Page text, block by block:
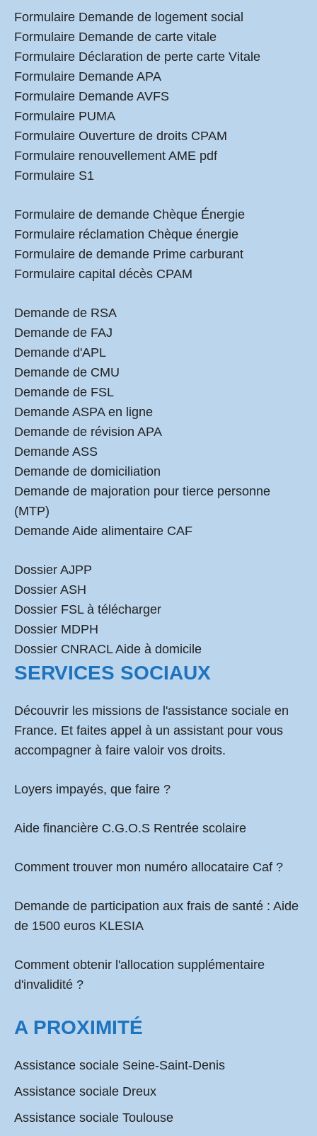
Formulaire Demande de logement social
Formulaire Demande de carte vitale
Formulaire Déclaration de perte carte Vitale
Formulaire Demande APA
Formulaire Demande AVFS
Formulaire PUMA
Formulaire Ouverture de droits CPAM
Formulaire renouvellement AME pdf
Formulaire S1
Formulaire de demande Chèque Énergie
Formulaire réclamation Chèque énergie
Formulaire de demande Prime carburant
Formulaire capital décès CPAM
Demande de RSA
Demande de FAJ
Demande d'APL
Demande de CMU
Demande de FSL
Demande ASPA en ligne
Demande de révision APA
Demande ASS
Demande de domiciliation
Demande de majoration pour tierce personne
(MTP)
Demande Aide alimentaire CAF
Dossier AJPP
Dossier ASH
Dossier FSL à télécharger
Dossier MDPH
Dossier CNRACL Aide à domicile
SERVICES SOCIAUX
Découvrir les missions de l'assistance sociale en
France. Et faites appel à un assistant pour vous
accompagner à faire valoir vos droits.
Loyers impayés, que faire ?
Aide financière C.G.O.S Rentrée scolaire
Comment trouver mon numéro allocataire Caf ?
Demande de participation aux frais de santé : Aide
de 1500 euros KLESIA
Comment obtenir l'allocation supplémentaire
d'invalidité ?
A PROXIMITÉ
Assistance sociale Seine-Saint-Denis
Assistance sociale Dreux
Assistance sociale Toulouse